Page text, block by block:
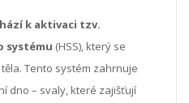
k aktivaci tzv.
systému (HSS), který se
Tento systém zahrnuje
dno – svaly, které zajišťují